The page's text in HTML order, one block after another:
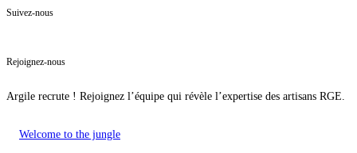
Suivez-nous
Rejoignez-nous
Argile recrute ! Rejoignez l’équipe qui révèle l’expertise des artisans RGE.
Welcome to the jungle